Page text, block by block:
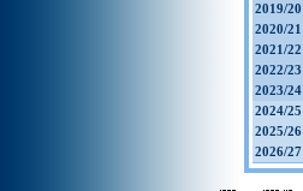
2019/20
2020/21
2021/22
2022/23
2023/24
2024/25
2025/26
2026/27